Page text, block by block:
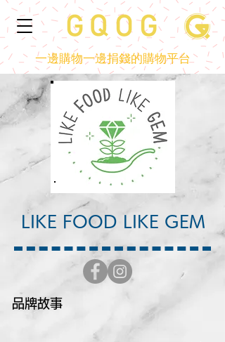
一邊購物一邊捐錢的購物平台
LIKE FOOD LIKE GEM
品牌故事